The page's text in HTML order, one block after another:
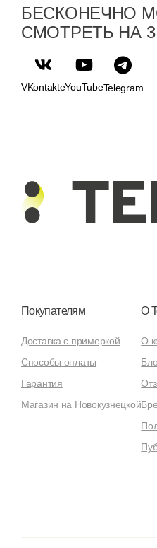
БЕСКОНЕЧНО
СМОТРЕТЬ НА
VKontakteYouTubeTelegram
Покупателям
Доставка с примеркой
Способы оплаты
Гарантия
Магазин на Новокузнецкой
О
О